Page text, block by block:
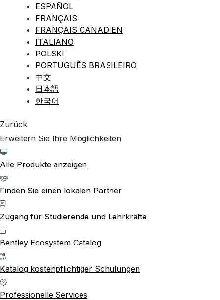
ESPAÑOL
FRANÇAIS
FRANÇAIS CANADIEN
ITALIANO
POLSKI
PORTUGUÊS BRASILEIRO
中文
日本語
한국어
Zurück
Erweitern Sie Ihre Möglichkeiten
Alle Produkte anzeigen
Finden Sie einen lokalen Partner
Zugang für Studierende und Lehrkräfte
Bentley Ecosystem Catalog
Katalog kostenpflichtiger Schulungen
Professionelle Services